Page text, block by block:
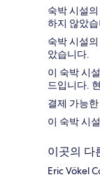
숙박 시설
하지 않았
숙박 시설
았습니다.
이 숙박 시
드입니다.
결제 가능
이 숙박 시
이곳의 다
Eric Vökel